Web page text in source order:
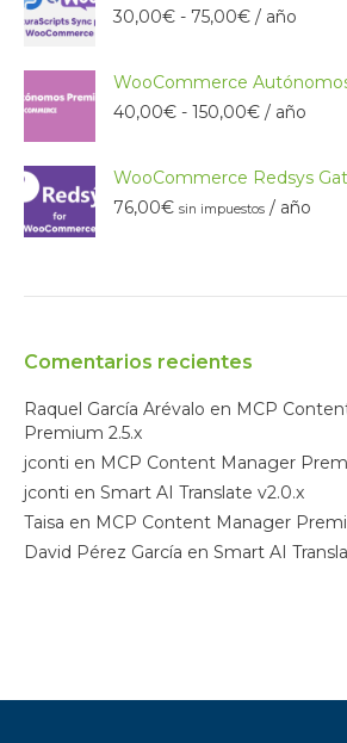
30,00€ - 75,00€Rango
desde
30,00€
/ año
WooCommerce
40,00€ - 150,00€Rango
desde
40,00€
/ año
WooCommerce Redsys
76,00€ sin impuestos / año
Comentarios recientes
Raquel García Arévalo en MCP
Premium 2.5.x
jconti en MCP Content Manager
jconti en Smart AI Translate v2.0.x
Taisa en MCP Content Manager
David Pérez García en Smart AI